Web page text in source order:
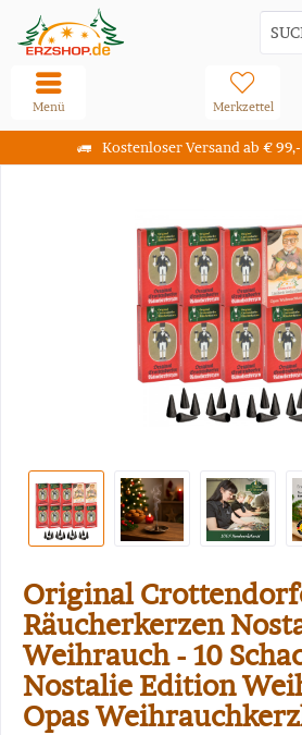
Kostenloser Versand ab €
Merkzettel
Menü
Original
Räucherkerzen
Weihrauch - 10
Nostalie Edition
Opas